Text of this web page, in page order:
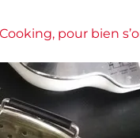
pour bien